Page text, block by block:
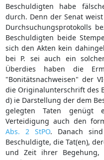
Beschuldigten habe
durch. Denn der Senat
Durchsuchungsprotokolls
Beschuldigten beide
sich den Akten kein
bei P. sei auch ein
Überdies haben die
"Bonitätsnachweisen" der
die Originalunterschrift des
d) ie Darstellung der dem
gelegten Taten genügt
Verteidigung auch den
Abs. 2 StPO. Danach
Beschuldigte, die Tat(en),
und Zeit ihrer Begehung,